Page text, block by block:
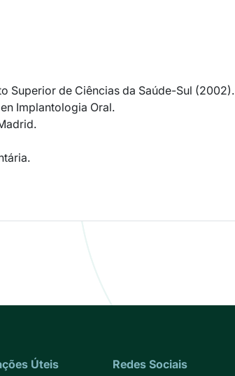
Superior de Ciências da Saúde-Sul (2002).
Implantologia Oral.
Úteis
Redes Sociais